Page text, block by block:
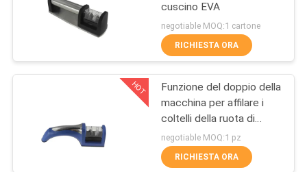
DI
VISITA
Affilatrice del
coltello da cucina
55
cuscino EVA
negotiable MOQ:1 cartone
RICHIESTA ORA
HOT
Funzione del doppio della
macchina per affilare i
coltelli della ruota di
diamante di Poupular con
approvato dalla FDA
negotiable MOQ:1 pz
RICHIESTA ORA